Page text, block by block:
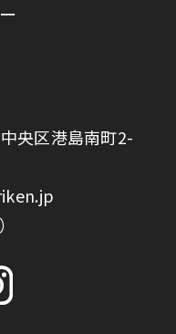
央区港島南町2-